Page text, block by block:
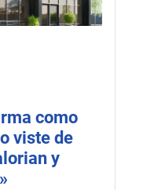
como
viste de
y